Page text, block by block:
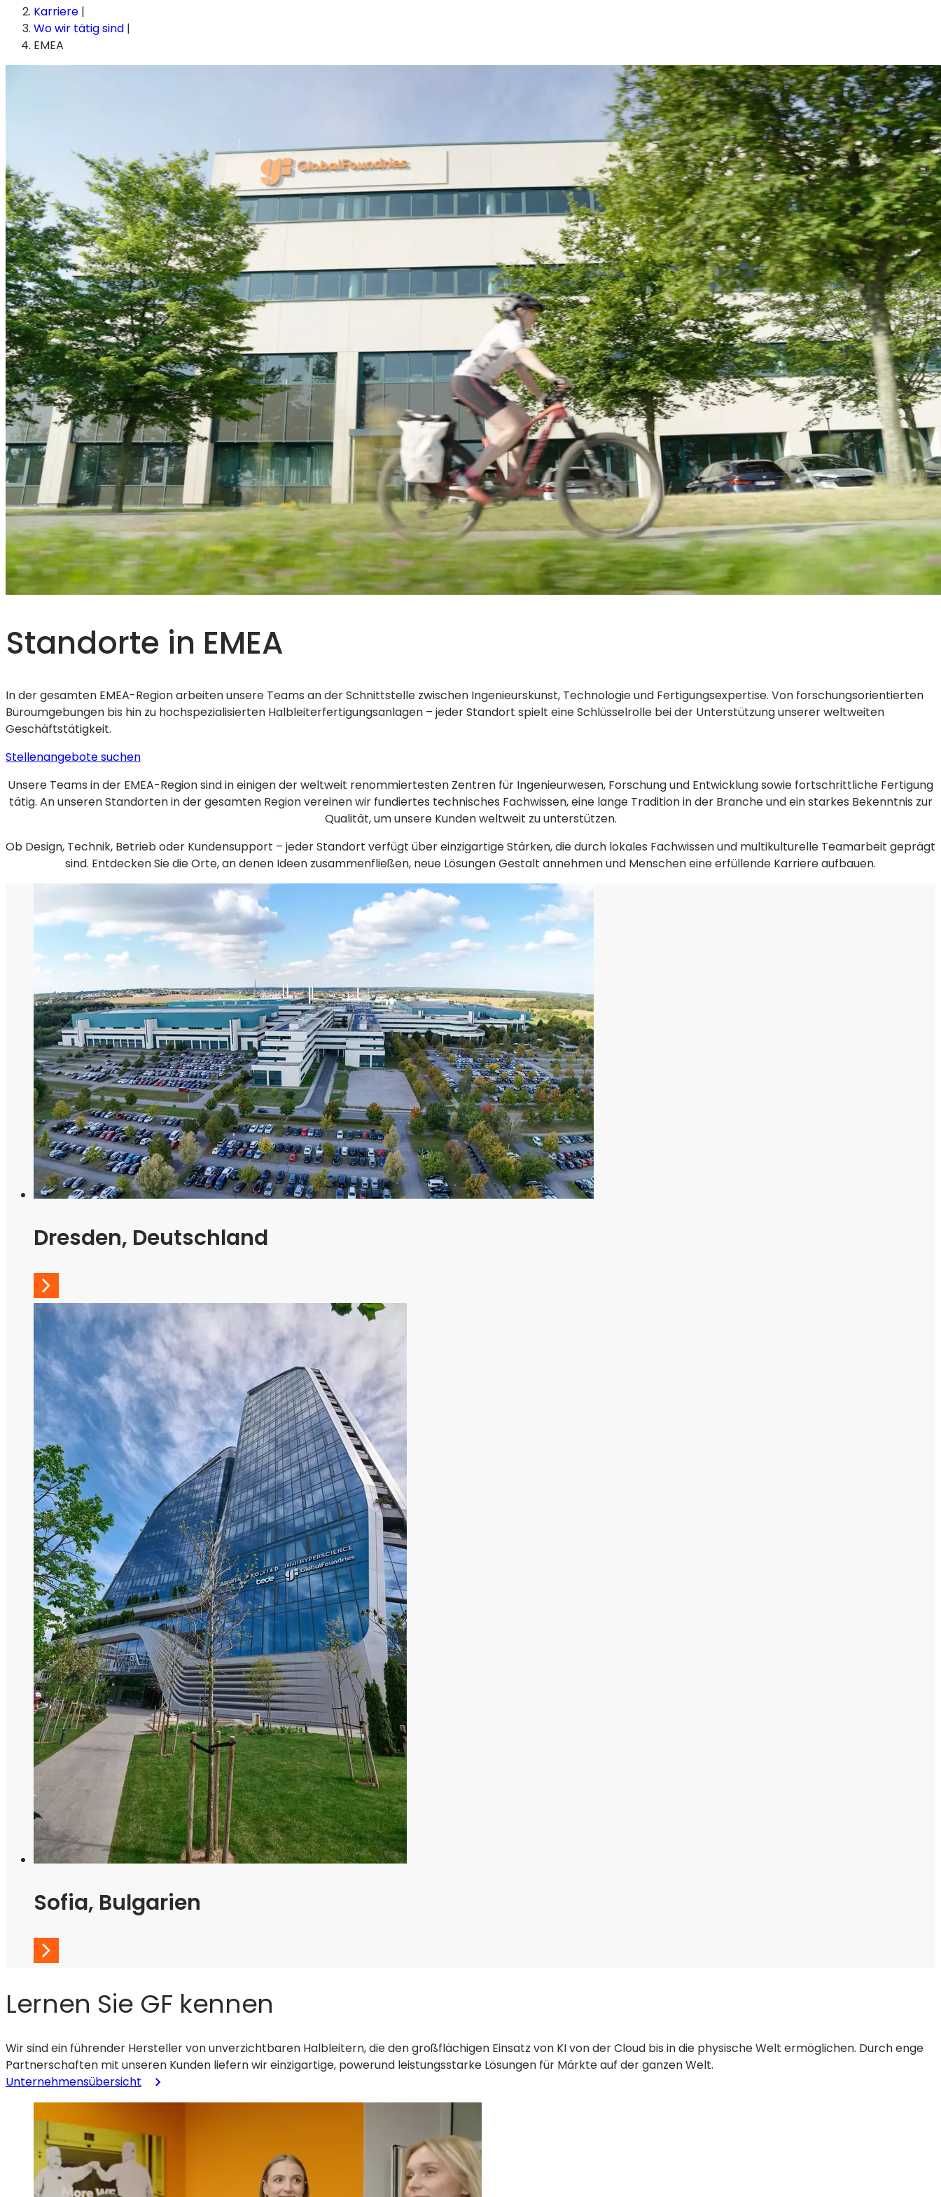
Karriere |
Wo wir tätig sind |
EMEA
Standorte in EMEA
In der gesamten EMEA-Region arbeiten unsere Teams an der Schnittstelle zwischen Ingenieurskunst, Technologie und Fertigungsexpertise. Von forschungsorientierten
Büroumgebungen bis hin zu hochspezialisierten Halbleiterfertigungsanlagen – jeder Standort spielt eine Schlüsselrolle bei der Unterstützung unserer weltweiten
Geschäftstätigkeit.
Stellenangebote suchen(wird
einem
neuen
geöffnet)
Unsere Teams in der EMEA-Region sind in einigen der weltweit renommiertesten Zentren für Ingenieurwesen, Forschung und Entwicklung sowie fortschrittliche Fertigung
tätig. An unseren Standorten in der gesamten Region vereinen wir fundiertes technisches Fachwissen, eine lange Tradition in der Branche und ein starkes Bekenntnis zur
Qualität, um unsere Kunden weltweit zu unterstützen.
Ob Design, Technik, Betrieb oder Kundensupport – jeder Standort verfügt über einzigartige Stärken, die durch lokales Fachwissen und multikulturelle Teamarbeit geprägt
sind. Entdecken Sie die Orte, an denen Ideen zusammenfließen, neue Lösungen Gestalt annehmen und Menschen eine erfüllende Karriere aufbauen.
Dresden, Deutschland
Sofia, Bulgarien
Lernen Sie GF kennen
Wir sind ein führender Hersteller von unverzichtbaren Halbleitern, die den großflächigen Einsatz von KI von der Cloud bis in die physische Welt ermöglichen. Durch enge
Partnerschaften mit unseren Kunden liefern wir einzigartige, powerund leistungsstarke Lösungen für Märkte auf der ganzen Welt.
Unternehmensübersicht